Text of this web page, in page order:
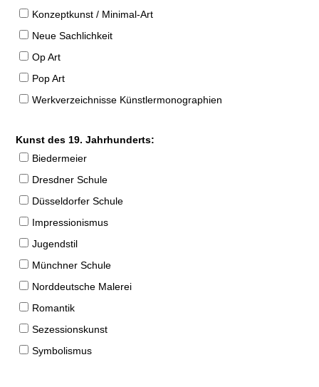
Konzeptkunst / Minimal-Art
Neue Sachlichkeit
Op Art
Pop Art
Werkverzeichnisse Künstlermonographien
Kunst des 19. Jahrhunderts:
Biedermeier
Dresdner Schule
Düsseldorfer Schule
Impressionismus
Jugendstil
Münchner Schule
Norddeutsche Malerei
Romantik
Sezessionskunst
Symbolismus